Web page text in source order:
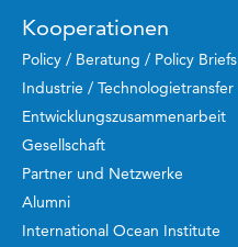
Kooperationen
Policy / Beratung / Policy Briefs
Industrie / Technologietransfer
Entwicklungszusammenarbeit
Gesellschaft
Partner und Netzwerke
Alumni
International Ocean Institute